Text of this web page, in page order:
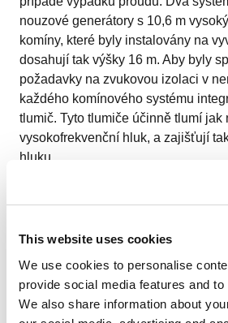
This website uses cookies
We use cookies to personalise
provide social media features and
We also share information about
nouzové generátory s 10,6 m
komíny, které byly instalovány na
dosahují tak výšky 16 m. Aby byly
požadavky na zvukovou izolaci v
každého komínového systému
tlumič. Tyto tlumiče účinně tlumí jak
vysokofrekvenční hluk, a zajišťují
hluku.
nemocnice v německém Hamburku
nouzové napájení pro operační
výkonnější dieselové generátory